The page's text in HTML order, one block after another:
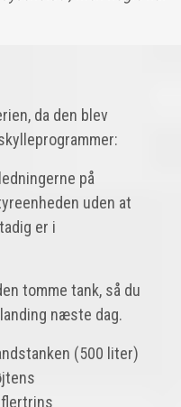
da den blev
på
uden at
er i
tomme tank, så du
næste dag.
(500 liter)